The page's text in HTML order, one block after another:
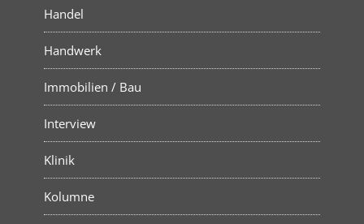
Handel
Handwerk
Immobilien / Bau
Interview
Klinik
Kolumne